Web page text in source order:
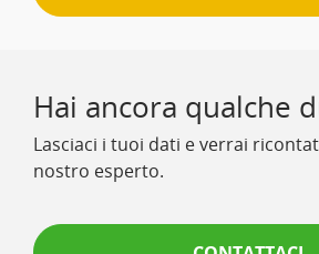
Hai ancora qualche
Lasciaci i tuoi dati e verrai
nostro esperto.